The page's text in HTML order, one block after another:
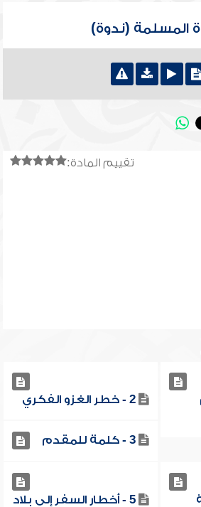
المسلمة (ندوة)
تقييم المادة:
2 - خطر الغزو الفكري
3 - كلمة للمقدم
5 - أخطار السفر إلى بلاد